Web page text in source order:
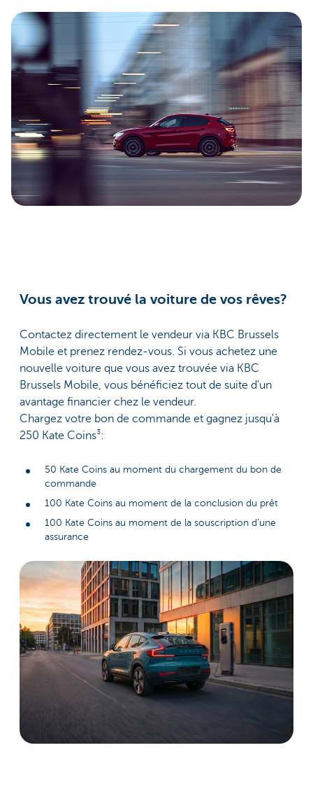
Vous avez trouvé la voiture de vos rêves?
Contactez directement le vendeur via KBC Brussels
Mobile et prenez rendez-vous. Si vous achetez une
nouvelle voiture que vous avez trouvée via KBC
Brussels Mobile, vous bénéficiez tout de suite d'un
avantage financier chez le vendeur.
Chargez votre bon de commande et gagnez jusqu'à
250 Kate Coins³:
50 Kate Coins au moment du chargement du bon de
commande
100 Kate Coins au moment de la conclusion du prêt
100 Kate Coins au moment de la souscription d'une
assurance